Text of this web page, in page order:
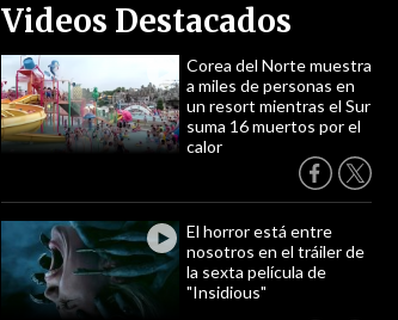
Videos Destacados
Corea del Norte muestra
a miles de personas en
un resort mientras el Sur
suma 16 muertos por el
calor
El horror está entre
nosotros en el tráiler de
la sexta película de
"Insidious"